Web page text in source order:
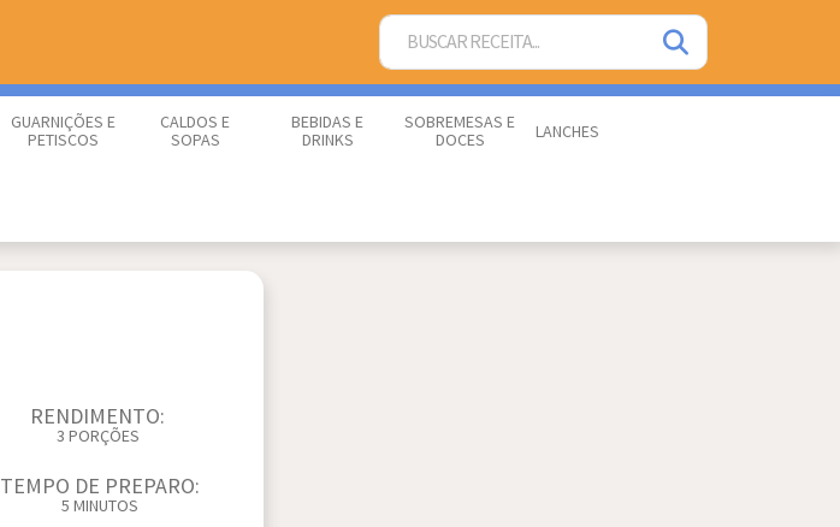
GUARNIÇÕES E
PETISCOS
CALDOS E
SOPAS
BEBIDAS E
DRINKS
SOBREMESAS E
DOCES
LANCHES
RENDIMENTO:
3 PORÇÕES
TEMPO DE PREPARO:
5 MINUTOS